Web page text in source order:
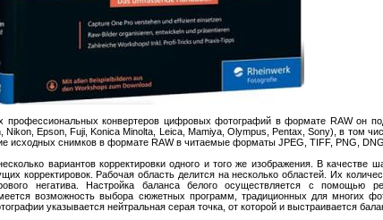
конвертеров цифровых фотографий в формате RAW он
Epson, Fuji, Konica Minolta, Leica, Mamiya, Olympus, Pentax, Sony), в том
исходных снимков в формате RAW в читаемые форматы JPEG, TIFF, PNG,
вариантов корректировки одного и того же изображения. В качестве
корректировок. Рабочая область делится на несколько областей. Их
негатива. Настройка баланса белого осуществляется с помощью
возможность выбора сюжетных программ, традиционных для многих
указывается нейтральная серая точка, от которой и выстраивается